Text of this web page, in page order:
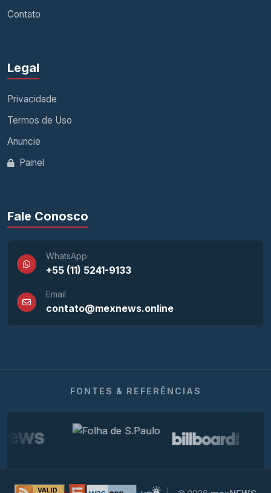
Contato
Legal
Privacidade
Termos de Uso
Anuncie
Painel
Fale Conosco
WhatsApp
+55 (11) 5241-9133
Email
contato@mexnews.online
FONTES & REFERÊNCIAS